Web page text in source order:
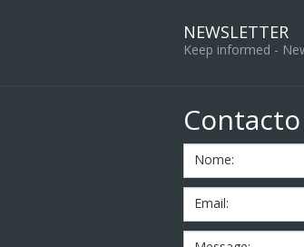
NEWSLETTER
Keep informed -
Contacto
Nome:
Email: